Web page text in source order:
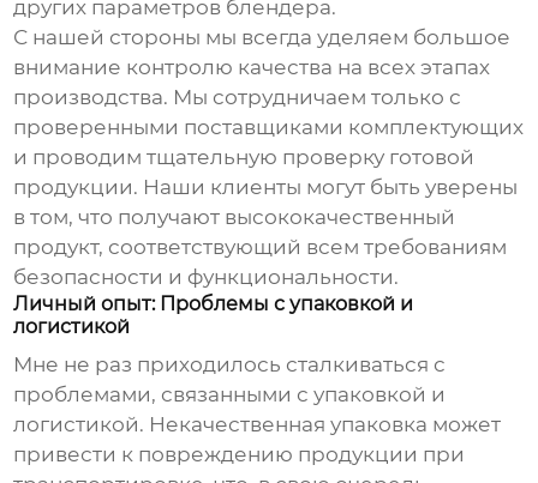
других параметров блендера.
С нашей стороны мы всегда уделяем большое
внимание контролю качества на всех этапах
производства. Мы сотрудничаем только с
проверенными поставщиками комплектующих
и проводим тщательную проверку готовой
продукции. Наши клиенты могут быть уверены
в том, что получают высококачественный
продукт, соответствующий всем требованиям
безопасности и функциональности.
Личный опыт: Проблемы с упаковкой и
логистикой
Мне не раз приходилось сталкиваться с
проблемами, связанными с упаковкой и
логистикой. Некачественная упаковка может
привести к повреждению продукции при